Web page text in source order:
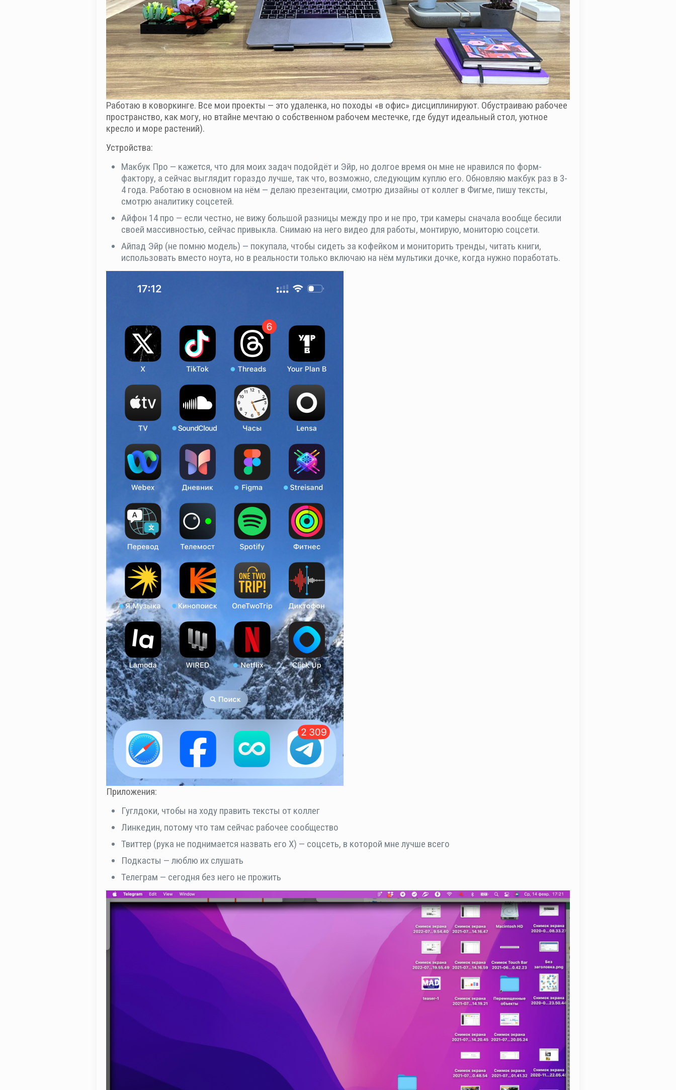
Работаю в коворкинге. Все мои проекты — это удаленка, но походы «в офис» дисциплинируют. Обустраиваю рабочее
пространство, как могу, но втайне мечтаю о собственном рабочем местечке, где будут идеальный стол, уютное
кресло и море растений).
Устройства:
Макбук Про — кажется, что для моих задач подойдёт и Эйр, но долгое время он мне не нравился по форм-
фактору, а сейчас выглядит гораздо лучше, так что, возможно, следующим куплю его. Обновляю макбук раз в 3-
4 года. Работаю в основном на нём — делаю презентации, смотрю дизайны от коллег в Фигме, пишу тексты,
смотрю аналитику соцсетей.
Айфон 14 про — если честно, не вижу большой разницы между про и не про, три камеры сначала вообще бесили
своей массивностью, сейчас привыкла. Снимаю на него видео для работы, монтирую, мониторю соцсети.
Айпад Эйр (не помню модель) — покупала, чтобы сидеть за кофейком и мониторить тренды, читать книги,
использовать вместо ноута, но в реальности только включаю на нём мультики дочке, когда нужно поработать.
Приложения:
Гуглдоки, чтобы на ходу править тексты от коллег
Линкедин, потому что там сейчас рабочее сообщество
Твиттер (рука не поднимается назвать его Х) — соцсеть, в которой мне лучше всего
Подкасты — люблю их слушать
Телеграм — сегодня без него не прожить